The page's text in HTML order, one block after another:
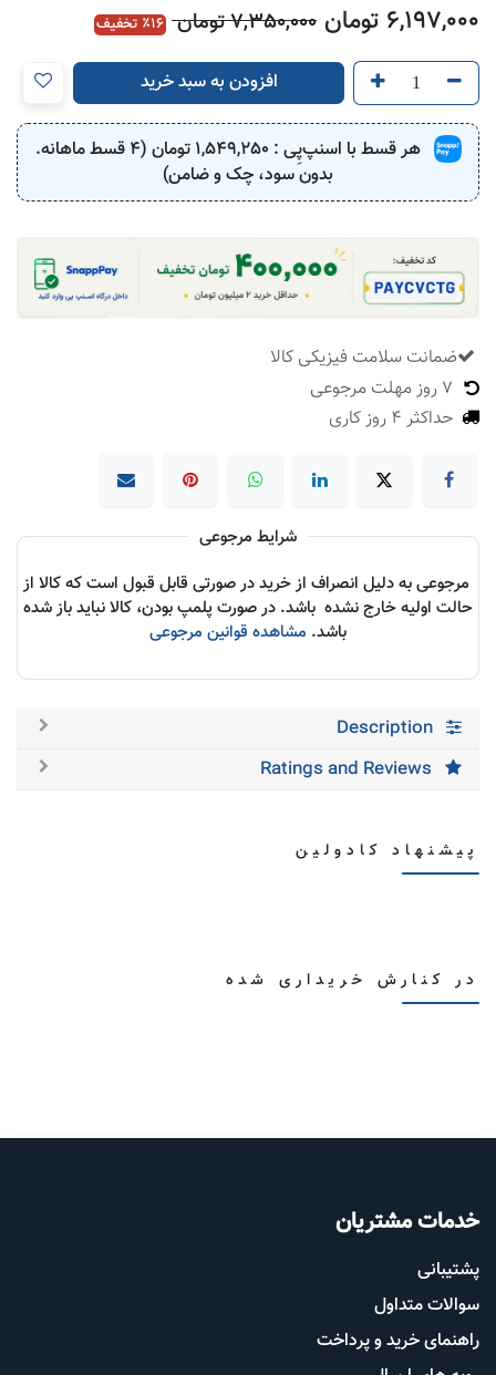
6,197,000 تومان 7,350,000تومان 16٪ تخفیف
افزودن به سبد خرید
هر قسط با اسنپ‌پِی : 1,549,250
تومان (4 قسط ماهانه.
بدون سود، چک و ضامن)
ضمانت سلامت فیزیکی کالا
حداکثر 4 روز کاری
شرایط مرجوعی
مرجوعی به دلیل انصراف از خرید در صورتی قابل قبول است که کالا از
حالت اولیه خارج نشده باشد. در صورت پلمپ بودن، کالا نباید باز شده
باشد. مشاهده قوانین مرجوعی
Description
Ratings and Reviews
پیشنهاد کادولین
در کنارش خریداری شده
خدمات مشتریان
پشتیب​​انی
سوالات متداول
راهنمای خرید و پرداخت